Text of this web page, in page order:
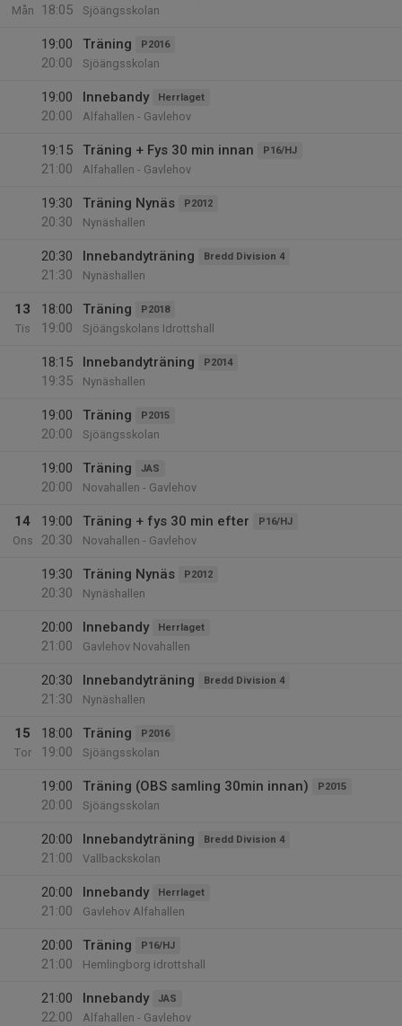
Mån
18:05
Sjöängsskolan
19:00
20:00
Träning P2016
Sjöängsskolan
19:00
20:00
Innebandy Herrlaget
Alfahallen - Gavlehov
19:15
21:00
Träning + Fys 30 min innan P16/HJ
Alfahallen - Gavlehov
19:30
20:30
Träning Nynäs P2012
Nynäshallen
20:30
21:30
Innebandyträning Bredd Division 4
Nynäshallen
13
Tis
18:00
19:00
Träning P2018
Sjöängskolans Idrottshall
18:15
19:35
Innebandyträning P2014
Nynäshallen
19:00
20:00
Träning P2015
Sjöängsskolan
19:00
20:00
Träning JAS
Novahallen - Gavlehov
14
Ons
19:00
20:30
Träning + fys 30 min efter P16/HJ
Novahallen - Gavlehov
19:30
20:30
Träning Nynäs P2012
Nynäshallen
20:00
21:00
Innebandy Herrlaget
Gavlehov Novahallen
20:30
21:30
Innebandyträning Bredd Division 4
Nynäshallen
15
Tor
18:00
19:00
Träning P2016
Sjöängsskolan
19:00
20:00
Träning (OBS samling 30min innan) P2015
Sjöängsskolan
20:00
21:00
Innebandyträning Bredd Division 4
Vallbackskolan
20:00
21:00
Innebandy Herrlaget
Gavlehov Alfahallen
20:00
21:00
Träning P16/HJ
Hemlingborg idrottshall
21:00
22:00
Innebandy JAS
Alfahallen - Gavlehov